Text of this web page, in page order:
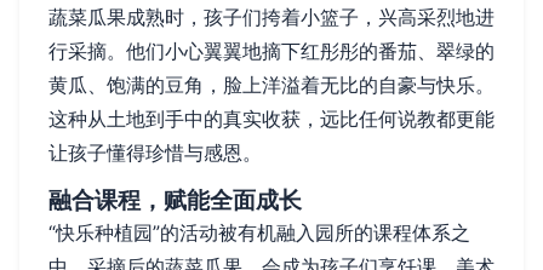
蔬菜瓜果成熟时，孩子们挎着小篮子，兴高采烈地进
行采摘。他们小心翼翼地摘下红彤彤的番茄、翠绿的
黄瓜、饱满的豆角，脸上洋溢着无比的自豪与快乐。
这种从土地到手中的真实收获，远比任何说教都更能
让孩子懂得珍惜与感恩。
融合课程，赋能全面成长
“快乐种植园”的活动被有机融入园所的课程体系之